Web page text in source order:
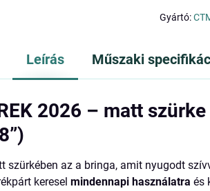
Gyártó:
Leírás Műszaki
2026 – matt szürke
szürkében az a bringa, amit nyugodt
kereselmindennapi használatra és